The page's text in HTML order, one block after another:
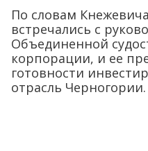
По словам
встречались с
Объединенной
корпорации, и ее
готовности
отрасль Черногории.